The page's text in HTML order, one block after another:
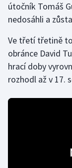
Jezdectví
Judo
Krasobruslení
útočník Tomáš
nedosáhli a
Ve třetí třetině
obránce David
hrací doby
rozhodl až v 17.